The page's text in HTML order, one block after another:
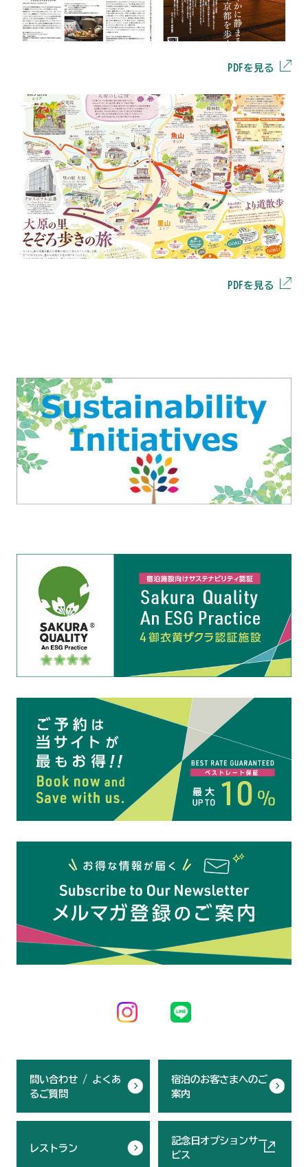
PDFを見る
PDFを見る
問い合わせ / よくあ
るご質問
宿泊のお客さまへのご
案内
レストラン
記念日オプションサー
ビス